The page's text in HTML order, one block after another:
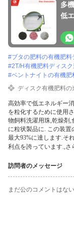
多
低
#ブタの肥料の有機肥
#2T/H有機肥料ディス
#ベントナイトの有機
ディスク有機肥料の
高効率で低エネルギー
を粒化するために使用
物飼料洗濯用珠,乾燥剤,
に粒状製品に. この装
最大93%に達します.そ
利点を誇っています.,さ
訪問者のメッセージ
まだ公のコメントはない